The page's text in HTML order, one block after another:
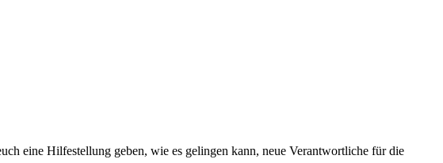
eine Hilfestellung geben, wie es gelingen kann, neue Verantwortliche für die